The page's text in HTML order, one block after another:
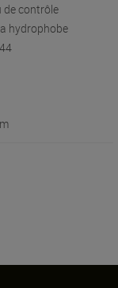
de contrôle
hydrophobe